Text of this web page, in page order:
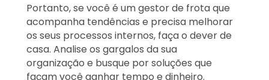
Portanto, se você é um gestor de frota que
acompanha tendências e precisa melhorar
os seus processos internos, faça o dever de
casa. Analise os gargalos da sua
organização e busque por soluções que
façam você ganhar tempo e dinheiro.